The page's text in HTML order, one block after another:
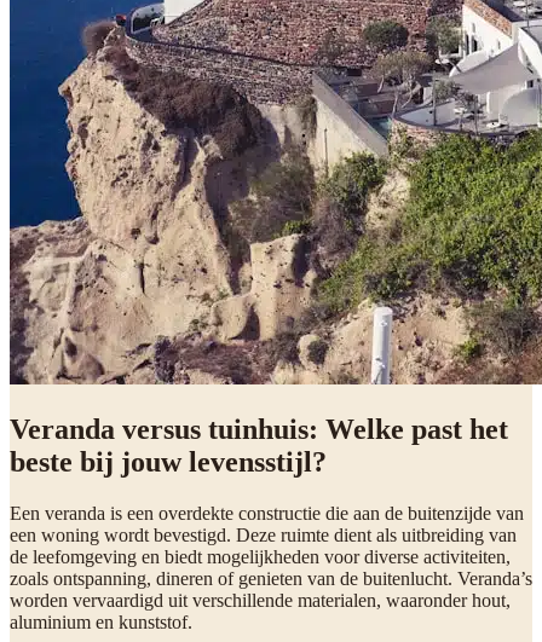
Veranda versus tuinhuis: Welke past het
beste bij jouw levensstijl?
Een veranda is een overdekte constructie die aan de buitenzijde van
een woning wordt bevestigd. Deze ruimte dient als uitbreiding van
de leefomgeving en biedt mogelijkheden voor diverse activiteiten,
zoals ontspanning, dineren of genieten van de buitenlucht. Veranda’s
worden vervaardigd uit verschillende materialen, waaronder hout,
aluminium en kunststof.